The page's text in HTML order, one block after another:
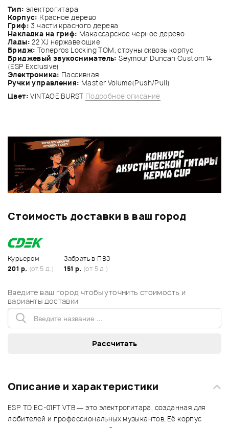
Тип: электрогитара
Корпус: Красное дерево
Гриф: 3 части красного дерева
Накладка на гриф: Макассарское черное дерево
Лады:22 XJ нержавеющие
Бридж: Tonepros Locking TOM, струны сквозь корпус
Бриджевый звукосниматель: Seymour Duncan Custom 14
(ESP Exclusive)
Электроника: Пассивная
Ручки управления: Master Volume(Push/Pull)
Цвет: VINTAGE BURST Подробное описание
Стоимость доставки в ваш город
Курьером
201 р. (от 5 д.)
Забрать в ПВЗ
151 р. (от 5 д.)
Введите ваш город чтобы уточнить стоимость и
варианты доставки
Описание и характеристики
ESP TD EC-01FT VTB — это электрогитара, созданная для
любителей и профессиональных музыкантов. Её корпус